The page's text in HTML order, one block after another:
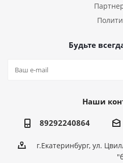
Будьте
Наши
89292240864
г.Екатеринбург, ул.